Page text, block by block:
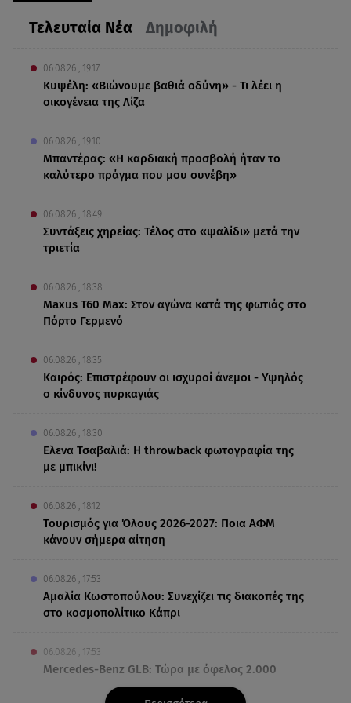
Τελευταία Νέα Δημοφιλή
06.08.26 , 19:17
Κυψέλη: «Βιώνουμε βαθιά οδύνη» - Τι λέει η
οικογένεια της Λίζα
06.08.26 , 19:10
Μπαντέρας: «Η καρδιακή προσβολή ήταν το
καλύτερο πράγμα που μου συνέβη»
06.08.26 , 18:49
Συντάξεις χηρείας: Τέλος στο «ψαλίδι» μετά την
τριετία
06.08.26 , 18:38
Maxus T60 Max: Στον αγώνα κατά της φωτιάς στο
Πόρτο Γερμενό
06.08.26 , 18:35
Καιρός: Επιστρέφουν οι ισχυροί άνεμοι - Υψηλός
ο κίνδυνος πυρκαγιάς
06.08.26 , 18:30
Ελενα Τσαβαλιά: Η throwback φωτογραφία της
με μπικίνι!
06.08.26 , 18:12
Τουρισμός για Όλους 2026-2027: Ποια ΑΦΜ
κάνουν σήμερα αίτηση
06.08.26 , 17:53
Αμαλία Κωστοπούλου: Συνεχίζει τις διακοπές της
στο κοσμοπολίτικο Κάπρι
06.08.26 , 17:53
Mercedes-Benz GLB: Τώρα με όφελος 2.000